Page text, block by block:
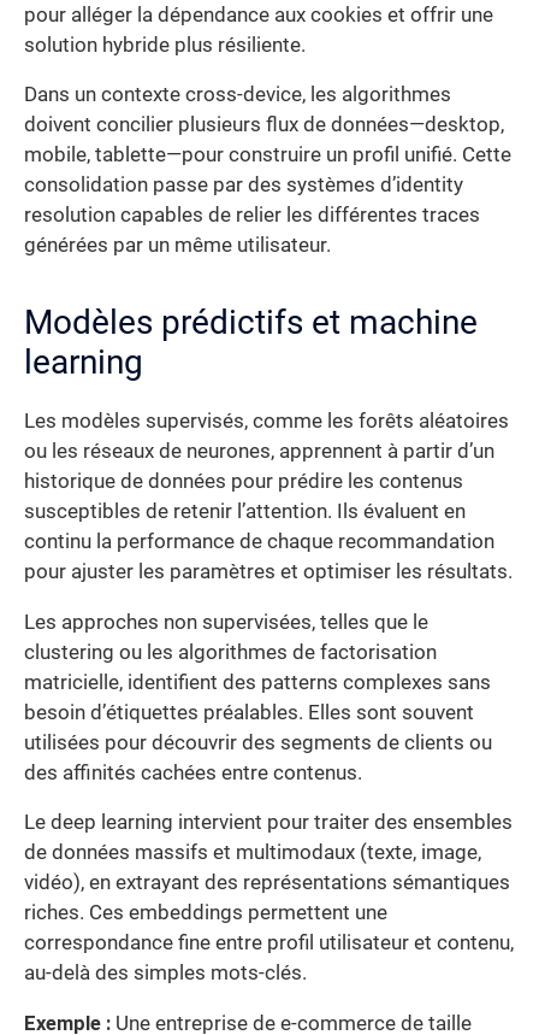
pour alléger la dépendance aux cookies et offrir une
solution hybride plus résiliente.
Dans un contexte cross-device, les algorithmes
doivent concilier plusieurs flux de données—desktop,
mobile, tablette—pour construire un profil unifié. Cette
consolidation passe par des systèmes d’identity
resolution capables de relier les différentes traces
générées par un même utilisateur.
Modèles prédictifs et machine
learning
Les modèles supervisés, comme les forêts aléatoires
ou les réseaux de neurones, apprennent à partir d’un
historique de données pour prédire les contenus
susceptibles de retenir l’attention. Ils évaluent en
continu la performance de chaque recommandation
pour ajuster les paramètres et optimiser les résultats.
Les approches non supervisées, telles que le
clustering ou les algorithmes de factorisation
matricielle, identifient des patterns complexes sans
besoin d’étiquettes préalables. Elles sont souvent
utilisées pour découvrir des segments de clients ou
des affinités cachées entre contenus.
Le deep learning intervient pour traiter des ensembles
de données massifs et multimodaux (texte, image,
vidéo), en extrayant des représentations sémantiques
riches. Ces embeddings permettent une
correspondance fine entre profil utilisateur et contenu,
au-delà des simples mots-clés.
Exemple : Une entreprise de e-commerce de taille